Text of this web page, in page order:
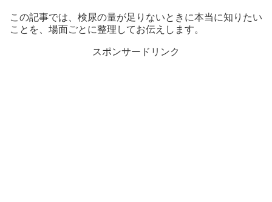
この記事では、検尿の量が足りないときに本当に知りたい
ことを、場面ごとに整理してお伝えします。
スポンサードリンク